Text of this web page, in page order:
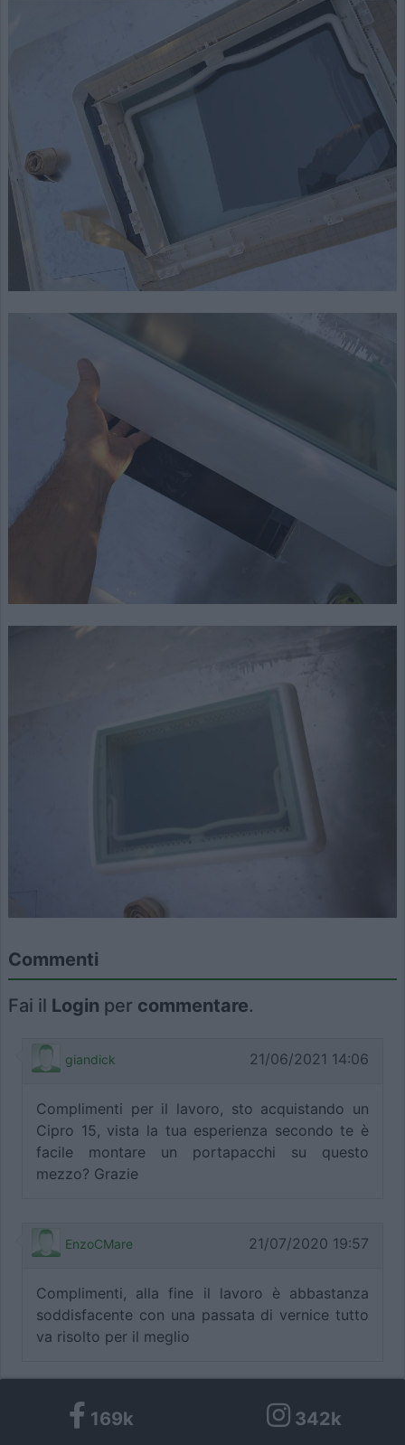
Commenti
Fai il Login per commentare.
giandick 21/06/2021 14:06
Complimenti per il lavoro, sto acquistando un
Cipro 15, vista la tua esperienza secondo te è
facile montare un portapacchi su questo
mezzo? Grazie
EnzoCMare 21/07/2020 19:57
Complimenti, alla fine il lavoro è abbastanza
soddisfacente con una passata di vernice tutto
va risolto per il meglio
169k 342k